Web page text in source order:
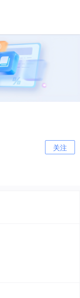
关注